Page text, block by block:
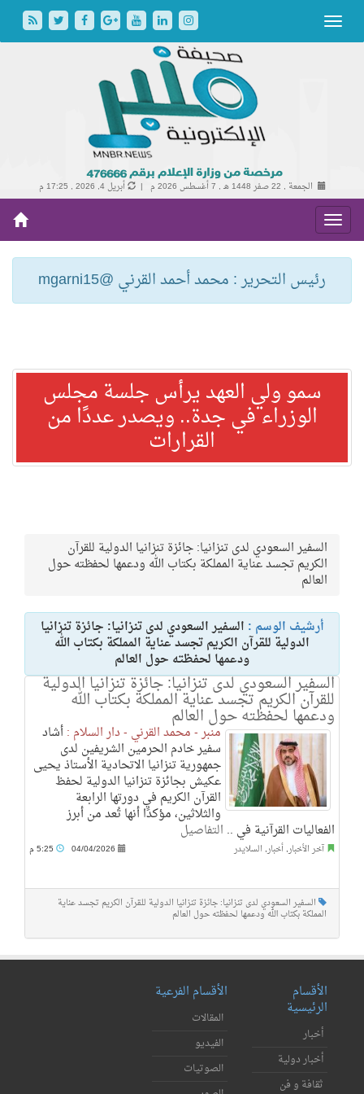
الجمعة , 22 صفر 1448 هـ , 7 أغسطس 2026 م | أبريل 4, 2026 , 17:25 م
رئيس التحرير : محمد أحمد القرني @mgarni15
سمو ولي العهد يرأس جلسة مجلس
الوزراء في جدة.. ويصدر عددًا من
القرارات
السفير السعودي لدى تنزانيا: جائزة تنزانيا الدولية للقرآن
الكريم تجسد عناية المملكة بكتاب الله ودعمها لحفظته حول
العالم
أرشيف الوسم : السفير السعودي لدى تنزانيا: جائزة تنزانيا
الدولية للقرآن الكريم تجسد عناية المملكة بكتاب الله
ودعمها لحفظته حول العالم
السفير السعودي لدى تنزانيا: جائزة تنزانيا الدولية
للقرآن الكريم تجسد عناية المملكة بكتاب الله
ودعمها لحفظته حول العالم
منبر - محمد القرني - دار السلام :أشاد
سفير خادم الحرمين الشريفين لدى
جمهورية تنزانيا الاتحادية الأستاذ يحيى
عكيش بجائزة تنزانيا الدولية لحفظ
القرآن الكريم في دورتها الرابعة
والثلاثين، مؤكدًا أنها تُعد من أبرز
الفعاليات القرآنية في .. التفاصيل
آخر الأخبار, أخبار, السلايدر 04/04/2026
السفير السعودي لدى تنزانيا: جائزة تنزانيا الدولية للقرآن الكريم تجسد عناية
المملكة بكتاب الله ودعمها لحفظته حول العالم
الأقسام
الرئيسية
أخبار
أخبار دولية
ثقافة و فن
الأقسام الفرعية
المقالات
الفيديو
الصوتيات